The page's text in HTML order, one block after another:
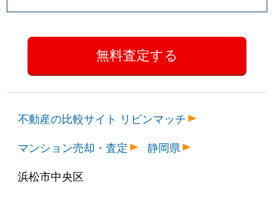
不動産の比較サイト リビンマッチ
マンション売却・査定
静岡県
浜松市中央区